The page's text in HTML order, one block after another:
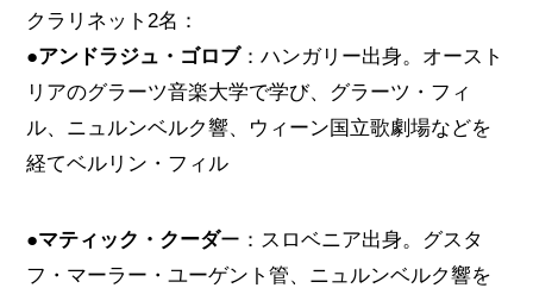
クラリネット2名：
●アンドラジュ・ゴロブ：ハンガリー出身。オースト
リアのグラーツ音楽大学で学び、グラーツ・フィ
ル、ニュルンベルク響、ウィーン国立歌劇場などを
経てベルリン・フィル
●マティック・クーダー：スロベニア出身。グスタ
フ・マーラー・ユーゲント管、ニュルンベルク響を